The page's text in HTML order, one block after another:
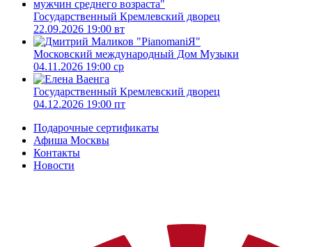
Государственный Кремлевский дворец
22.09.2026 19:00 вт
Московский международный Дом Музыки
04.11.2026 19:00 ср
Государственный Кремлевский дворец
04.12.2026 19:00 пт
Подарочные сертификаты
Афиша Москвы
Контакты
Новости